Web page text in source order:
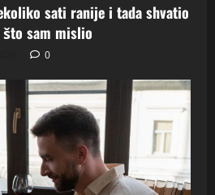
sati ranije i tada shvatio
sam mislio
0